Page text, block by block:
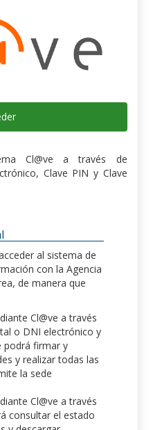
Cl@ve a través de
Clave PIN y Clave
al sistema de
con la Agencia
de manera que
Cl@ve a través
o DNI electrónico y
podrá firmar y
y realizar todas las
la sede
Cl@ve a través
consultar el estado